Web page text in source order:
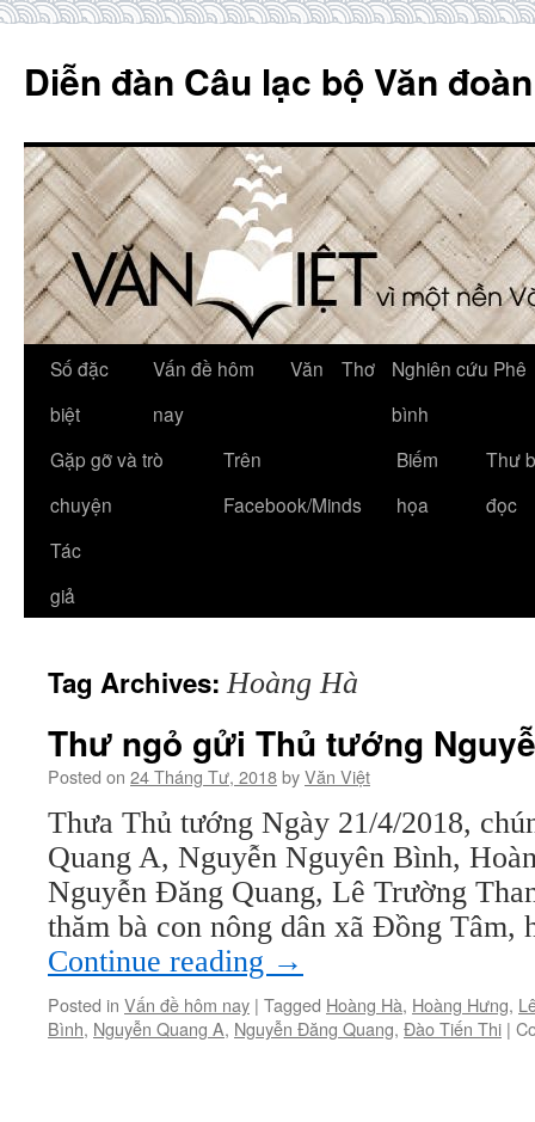
content
Diễn đàn Câu lạc bộ Văn
Số đặc
biệt
Vấn đề hôm
nay
Văn Thơ
Nghiên cứu Phê
bình
Gặp gỡ và trò
chuyện
Trên
Facebook/Minds
Biếm
họa
Thư
đọc
Tác
giả
Tag Archives:Hoàng Hà
Thư ngỏ gửi Thủ tướng
Posted on 24 Tháng Tư, 2018byVăn Việt
Thưa Thủ tướng Ngày 21/4/2018,
Quang A, Nguyễn Nguyên Bình,
Nguyễn Đăng Quang, Lê Trường
thăm bà con nông dân xã Đồng
Continue reading →
Posted in Vấn đề hôm nay | Tagged Hoàng Hà, Hoàng Hưng,
Bình, Nguyễn Quang A, Nguyễn Đăng Quang, Đào Tiến Thi |